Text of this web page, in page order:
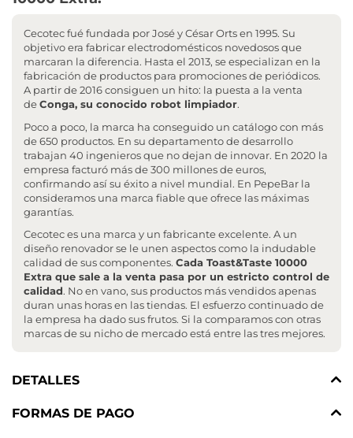
Cecotec fué fundada por José y César Orts en 1995. Su
objetivo era fabricar electrodomésticos novedosos que
marcaran la diferencia. Hasta el 2013, se especializan en la
fabricación de productos para promociones de periódicos.
A partir de 2016 consiguen un hito: la puesta a la venta
deConga, su conocido robot limpiador.
Poco a poco, la marca ha conseguido un catálogo con más
de 650 productos. En su departamento de desarrollo
trabajan 40 ingenieros que no dejan de innovar. En 2020 la
empresa facturó más de 300 millones de euros,
confirmando así su éxito a nivel mundial. En PepeBar la
consideramos una marca fiable que ofrece las máximas
garantías.
Cecotec es una marca y un fabricante excelente. A un
diseño renovador se le unen aspectos como la indudable
calidad de sus componentes. Cada Toast&Taste 10000
Extra que sale a la venta pasa por un estricto control de
calidad. No en vano, sus productos más vendidos apenas
duran unas horas en las tiendas. El esfuerzo continuado de
la empresa ha dado sus frutos. Si la comparamos con otras
marcas de su nicho de mercado está entre las tres mejores.
DETALLES
FORMAS DE PAGO